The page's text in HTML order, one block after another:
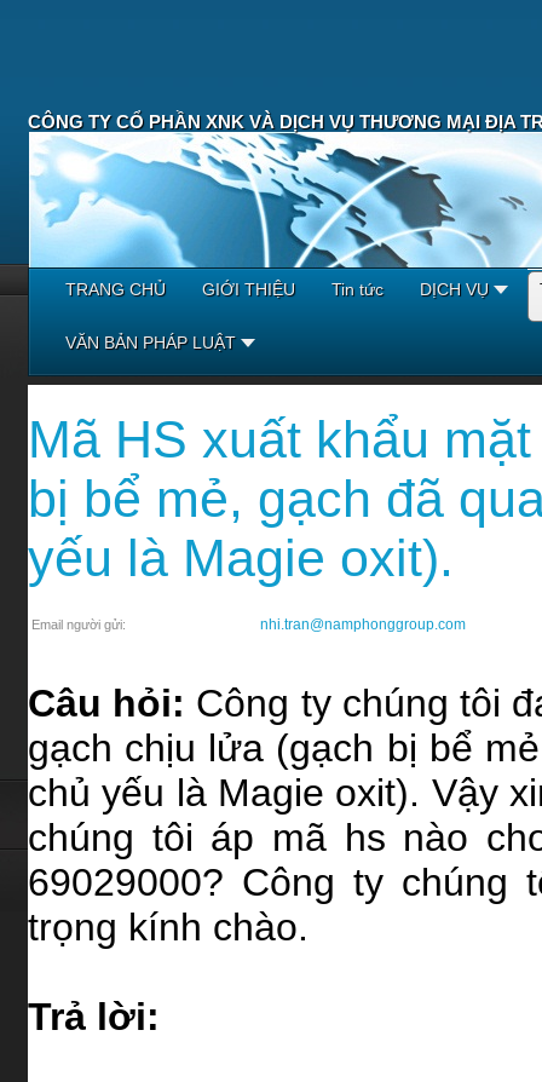
CÔNG TY CỔ PHẦN XNK VÀ DỊCH VỤ THƯƠNG MẠI ĐỊA
TRANG CHỦ GIỚI THIỆU Tin tức DỊCH VỤ
VĂN BẢN PHÁP LUẬT
Mã HS xuất khẩu
bị bể mẻ, gạch đã
yếu là Magie oxit).
Email người gửi: nhi.tran@namphonggroup.com
Câu hỏi: Công ty chúng tôi
gạch chịu lửa (gạch bị bể
chủ yếu là Magie oxit). Vậy
chúng tôi áp mã hs nào
69029000? Công ty
trọng kính chào.
Trả lời: